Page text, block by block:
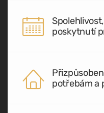
poskytnutí
potřebám a